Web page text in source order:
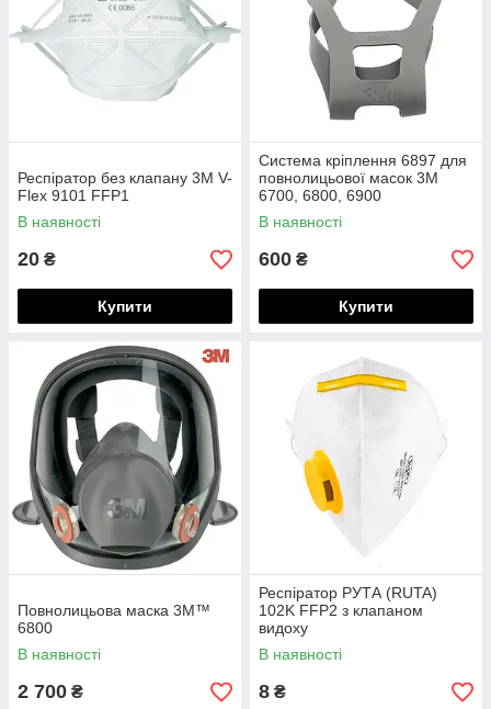
Респіратор без клапану 3М V-
Flex 9101 FFP1
В наявності
20 ₴
Купити
Система кріплення 6897 для
повнолицьової масок 3М
6700, 6800, 6900
В наявності
600 ₴
Купити
Повнолицьова маска 3М™
6800
В наявності
2 700 ₴
Респіратор РУТА (RUTA)
102K FFP2 з клапаном
видоху
В наявності
8 ₴